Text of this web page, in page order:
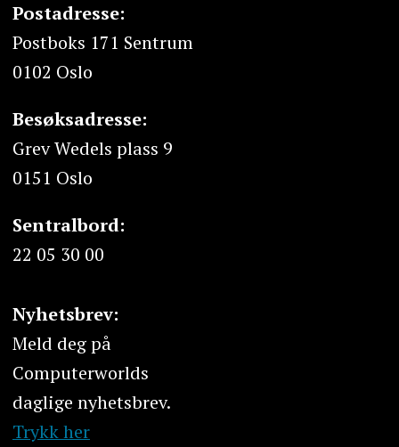
Postadresse:
Postboks 171 Sentrum
0102 Oslo
Besøksadresse:
Grev Wedels plass 9
0151 Oslo
Sentralbord:
22 05 30 00
Nyhetsbrev:
Meld deg på
Computerworlds
daglige nyhetsbrev.
Trykk her